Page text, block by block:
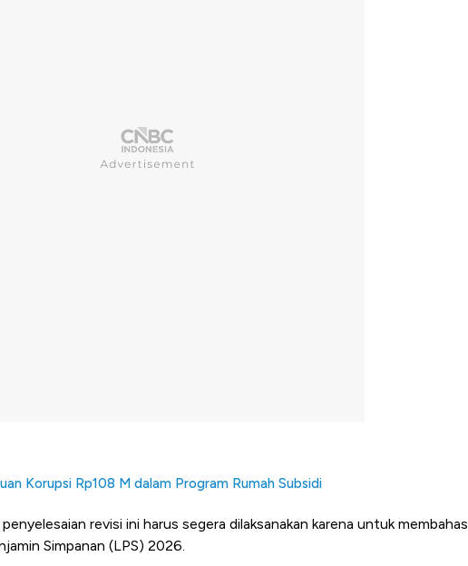
Korupsi Rp108 M dalam Program Rumah Subsidi
revisi ini harus segera dilaksanakan karena untuk membahas
Simpanan (LPS) 2026.